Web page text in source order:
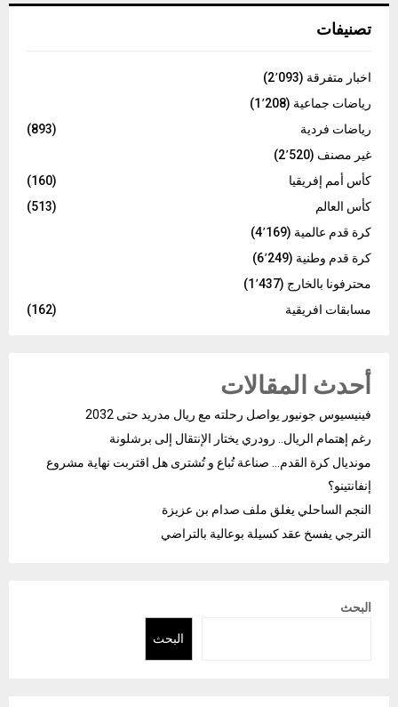
C
تصنيفات
اخبار متفرقة (2٬093)
رياضات جماعية (1٬208)
رياضات فردية
(893)
غير مصنف (2٬520)
كأس أمم إفريقيا
(160)
كأس العالم
(513)
كرة قدم عالمية (4٬169)
كرة قدم وطنية (6٬249)
محترفونا بالخارج (1٬437)
مسابقات افريقية
(162)
أحدث المقالات
فينيسيوس جونيور يواصل رحلته مع ريال مدريد حتى 2032
رغم إهتمام الريال.. رودري يختار الإنتقال إلى برشلونة
مونديال كرة القدم… صناعة تُباع و تُشترى هل اقتربت نهاية مشروع
إنفانتينو؟
النجم الساحلي يغلق ملف صدام بن عزيزة
الترجي يفسخ عقد كسيلة بوعالية بالتراضي
البحث
البحث